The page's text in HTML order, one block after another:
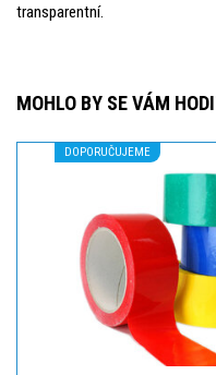
transparentní.
MOHLO BY SE VÁM
DOPORUČUJEME